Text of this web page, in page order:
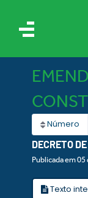
Número
DECRETO
Publicada em
Texto